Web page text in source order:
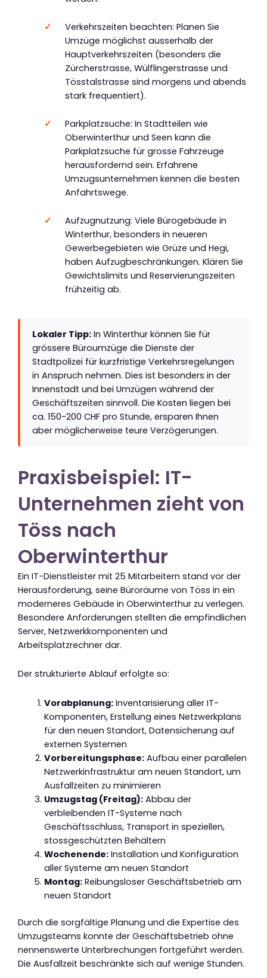
Verkehrszeiten beachten: Planen Sie
Umzüge möglichst ausserhalb der
Hauptverkehrszeiten (besonders die
Zürcherstrasse, Wülflingerstrasse und
Tösstalstrasse sind morgens und abends
stark frequentiert).
Parkplatzsuche: In Stadtteilen wie
Oberwinterthur und Seen kann die
Parkplatzsuche für grosse Fahrzeuge
herausfordernd sein. Erfahrene
Umzugsunternehmen kennen die besten
Anfahrtswege.
Aufzugnutzung: Viele Bürogebäude in
Winterthur, besonders in neueren
Gewerbegebieten wie Grüze und Hegi,
haben Aufzugbeschränkungen. Klären Sie
Gewichtslimits und Reservierungszeiten
frühzeitig ab.
Lokaler Tipp: In Winterthur können Sie für
grössere Büroumzüge die Dienste der
Stadtpolizei für kurzfristige Verkehrsregelungen
in Anspruch nehmen. Dies ist besonders in der
Innenstadt und bei Umzügen während der
Geschäftszeiten sinnvoll. Die Kosten liegen bei
ca. 150-200 CHF pro Stunde, ersparen Ihnen
aber möglicherweise teure Verzögerungen.
Praxisbeispiel: IT-
Unternehmen zieht von
Töss nach
Oberwinterthur
Ein IT-Dienstleister mit 25 Mitarbeitern stand vor der
Herausforderung, seine Büroräume von Töss in ein
moderneres Gebäude in Oberwinterthur zu verlegen.
Besondere Anforderungen stellten die empfindlichen
Server, Netzwerkkomponenten und
Arbeitsplatzrechner dar.
Der strukturierte Ablauf erfolgte so:
Vorabplanung:Inventarisierung aller IT-
Komponenten, Erstellung eines Netzwerkplans
für den neuen Standort, Datensicherung auf
externen Systemen
Vorbereitungsphase:Aufbau einer parallelen
Netzwerkinfrastruktur am neuen Standort, um
Ausfallzeiten zu minimieren
Umzugstag (Freitag):Abbau der
verbleibenden IT-Systeme nach
Geschäftsschluss, Transport in speziellen,
stossgeschützten Behältern
Wochenende:Installation und Konfiguration
aller Systeme am neuen Standort
Montag:Reibungsloser Geschäftsbetrieb am
neuen Standort
Durch die sorgfältige Planung und die Expertise des
Umzugsteams konnte der Geschäftsbetrieb ohne
nennenswerte Unterbrechungen fortgeführt werden.
Die Ausfallzeit beschränkte sich auf wenige Stunden.